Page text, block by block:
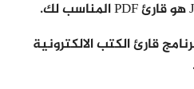
قارئ الكتب الالكترونية